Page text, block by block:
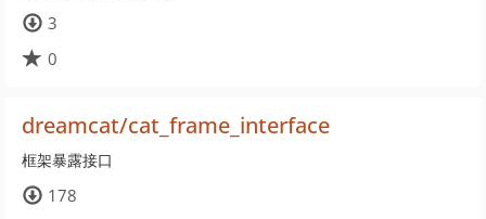
3
0
dreamcat/cat_frame_interface
框架暴露接口
178